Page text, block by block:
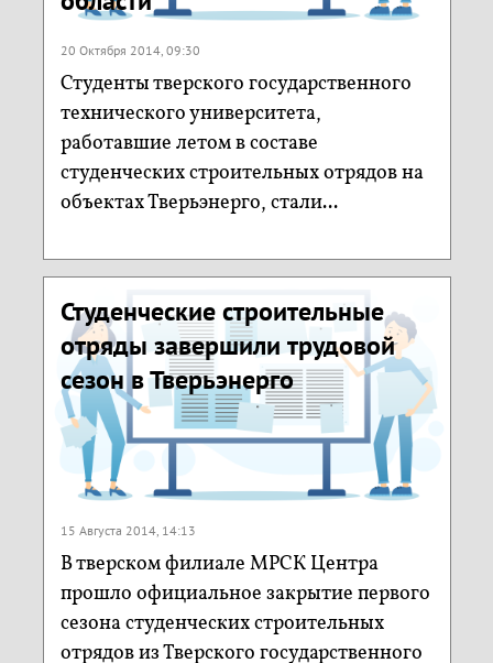
20 Октября 2014, 09:30
Студенты тверского государственного
технического университета,
работавшие летом в составе
студенческих строительных отрядов на
объектах Тверьэнерго, стали...
Студенческие строительные
отряды завершили трудовой
сезон в Тверьэнерго
15 Августа 2014, 14:13
В тверском филиале МРСК Центра
прошло официальное закрытие первого
сезона студенческих строительных
отрядов из Тверского государственного